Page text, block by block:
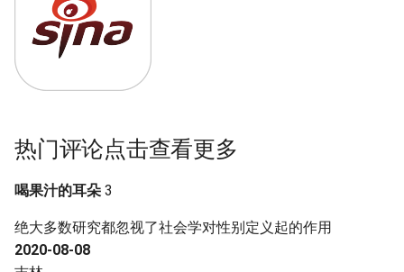
热门评论点击查看更多
喝果汁的耳朵 3
绝大多数研究都忽视了社会学对性别定义起的作用
2020-08-08